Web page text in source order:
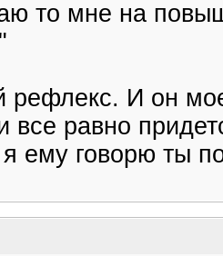
то мне на
рефлекс. И он
все равно
ему говорю ты